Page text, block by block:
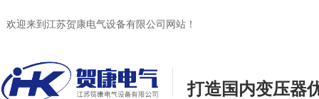
打造国内变压器
欢迎来到江苏贺康电气设备有限公司网站！